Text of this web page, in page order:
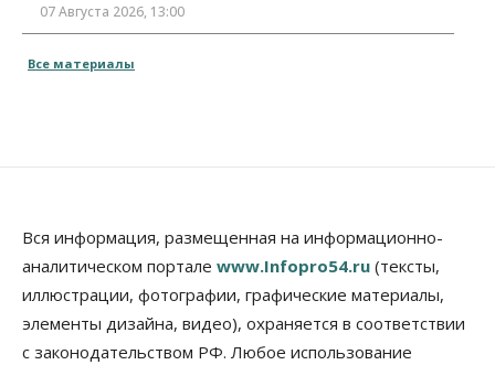
07 Августа 2026, 13:00
Школы, библиотеки, пешеходные тротуары:
07 Августа 2026, 12:00
Общество
Жители Новосибирска смогут добровольно
повысить свою пенсию
07 Августа 2026, 11:30
Все материалы
Вся информация, размещенная на информационно-
аналитическом портале www.Infopro54.ru (тексты,
иллюстрации, фотографии, графические материалы,
элементы дизайна, видео), охраняется в соответствии
с законодательством РФ. Любое использование